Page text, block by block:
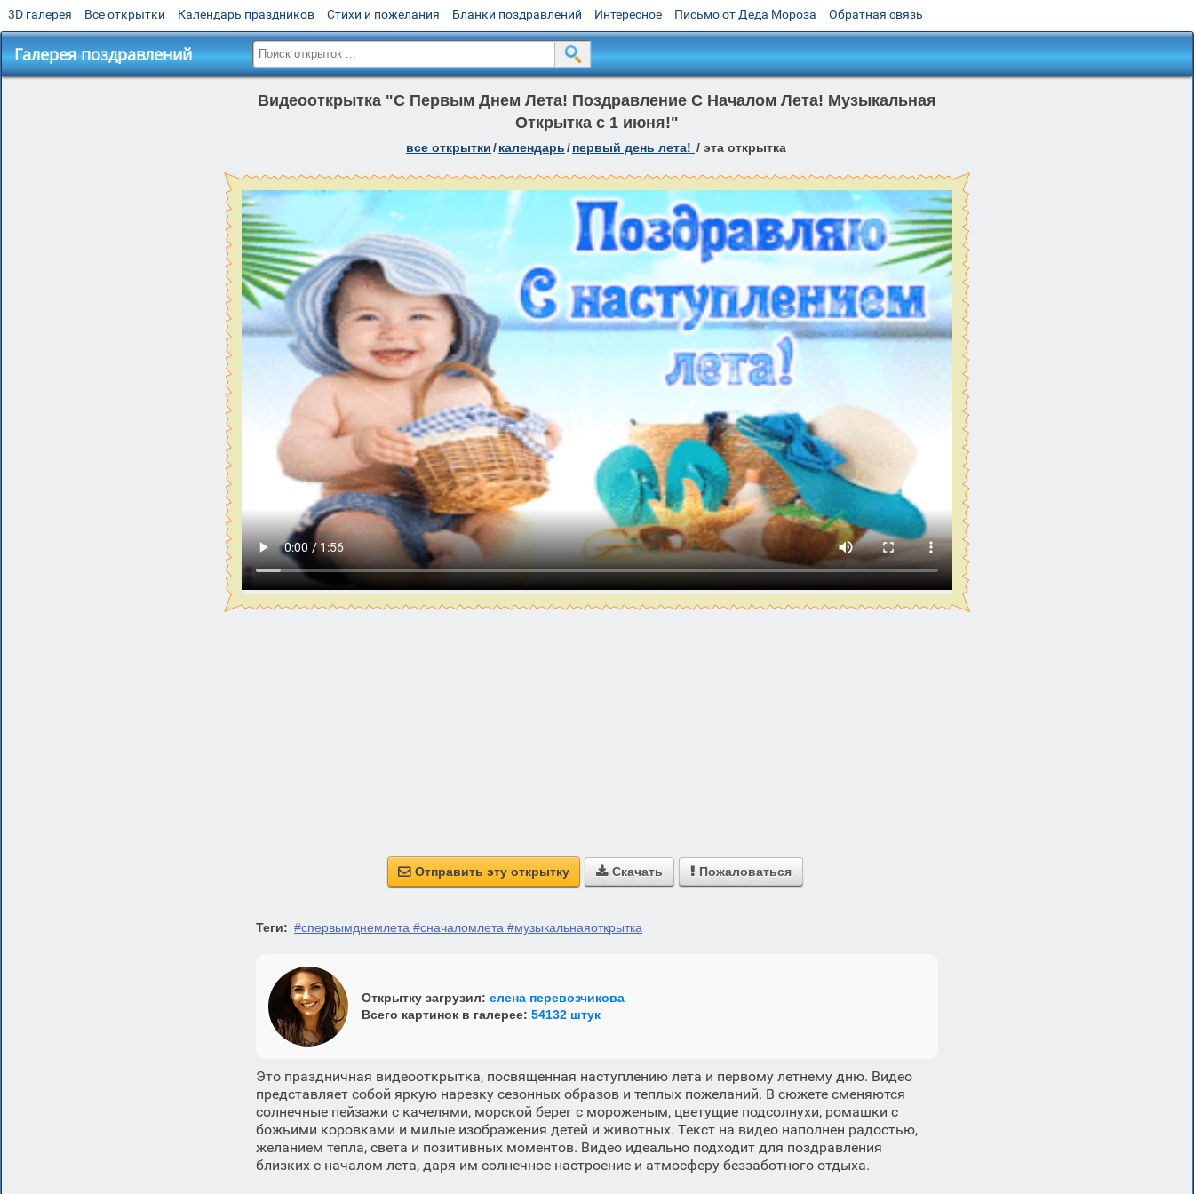
3D галерея Все открытки Календарь праздников Стихи и пожелания Бланки поздравлений Интересное Письмо от Деда Мороза Обратная связь
Галерея поздравлений
Видеооткрытка "С Первым Днем Лета! Поздравление С Началом Лета! Музыкальная
Открытка с 1 июня!"
все открытки/календарь/первый день лета! / эта открытка
 Отправить эту открытку  Скачать  Пожаловаться
Теги: #спервымднемлета #сначаломлета #музыкальнаяоткрытка
Открытку загрузил: елена перевозчикова
Всего картинок в галерее: 54132 штук
Это праздничная видеооткрытка, посвященная наступлению лета и первому летнему дню. Видео
представляет собой яркую нарезку сезонных образов и теплых пожеланий. В сюжете сменяются
солнечные пейзажи с качелями, морской берег с мороженым, цветущие подсолнухи, ромашки с
божьими коровками и милые изображения детей и животных. Текст на видео наполнен радостью,
желанием тепла, света и позитивных моментов. Видео идеально подходит для поздравления
близких с началом лета, даря им солнечное настроение и атмосферу беззаботного отдыха.